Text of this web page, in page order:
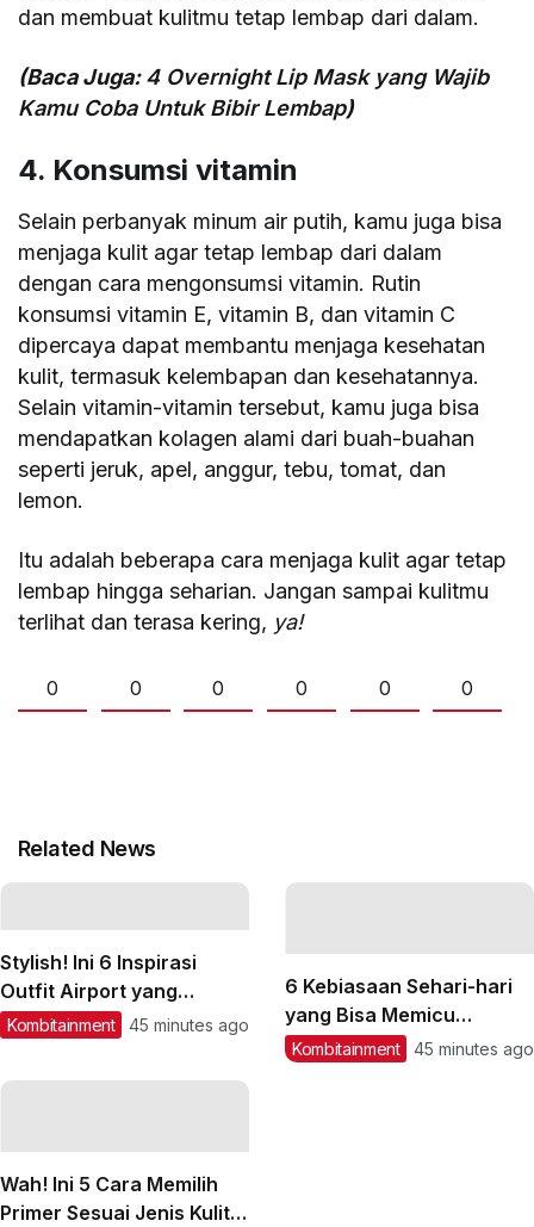
dan membuat kulitmu tetap lembap dari dalam.
(Baca Juga:4 Overnight Lip Mask yang Wajib
Kamu Coba Untuk Bibir Lembap)
4. Konsumsi vitamin
Selain perbanyak minum air putih, kamu juga bisa
menjaga kulit agar tetap lembap dari dalam
dengan cara mengonsumsi vitamin. Rutin
konsumsi vitamin E, vitamin B, dan vitamin C
dipercaya dapat membantu menjaga kesehatan
kulit, termasuk kelembapan dan kesehatannya.
Selain vitamin-vitamin tersebut, kamu juga bisa
mendapatkan kolagen alami dari buah-buahan
seperti jeruk, apel, anggur, tebu, tomat, dan
lemon.
Itu adalah beberapa cara menjaga kulit agar tetap
lembap hingga seharian. Jangan sampai kulitmu
terlihat dan terasa kering, ya!
0 0 0 0 0 0
Related News
Stylish! Ini 6 Inspirasi
Outfit Airport yang
Nyaman
Kombitainment 45 minutes ago
6 Kebiasaan Sehari-hari
yang Bisa Memicu
Inflamasi Tubuh
Kombitainment 45 minutes ago
Wah! Ini 5 Cara Memilih
Primer Sesuai Jenis Kulit